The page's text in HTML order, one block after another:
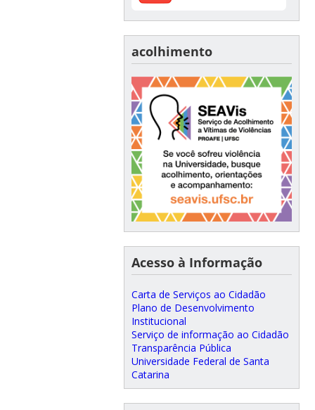
acolhimento
Acesso à Informação
Carta de Serviços ao Cidadão
Plano de Desenvolvimento
Institucional
Serviço de informação ao Cidadão
Transparência Pública
Universidade Federal de Santa
Catarina